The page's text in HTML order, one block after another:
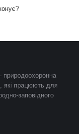
природоохоронна
які працюють для
заповідного